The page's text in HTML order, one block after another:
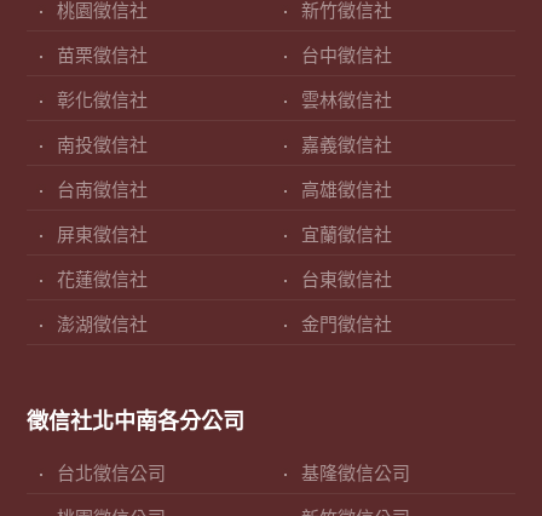
桃園徵信社 新竹徵信社
苗栗徵信社 台中徵信社
彰化徵信社 雲林徵信社
南投徵信社 嘉義徵信社
台南徵信社 高雄徵信社
屏東徵信社 宜蘭徵信社
花蓮徵信社 台東徵信社
澎湖徵信社 金門徵信社
徵信社北中南各分公司
台北徵信公司 基隆徵信公司